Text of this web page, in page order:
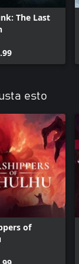
The Last
esto
of